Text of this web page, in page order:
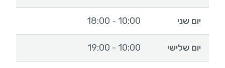
יום שני 10:00
-
18:00
יום שלישי 10:00
-
19:00